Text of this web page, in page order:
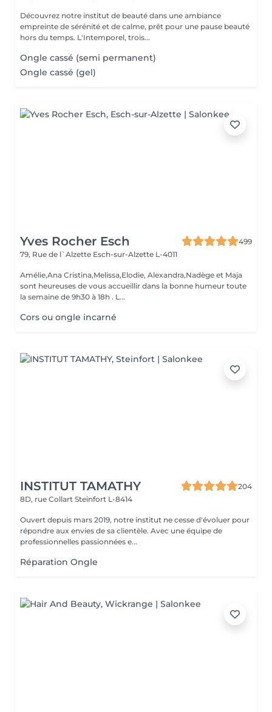
Découvrez notre institut de beauté dans une ambiance
empreinte de sérénité et de calme, prêt pour une pause beauté
hors du temps. L'Intemporel, trois...
Ongle cassé (semi permanent)
Ongle cassé (gel)
Yves Rocher Esch
499
79, Rue de l`Alzette Esch-sur-Alzette L-4011
Amélie,Ana Cristina,Melissa,Elodie, Alexandra,Nadège et Maja
sont heureuses de vous accueillir dans la bonne humeur toute
la semaine de 9h30 à 18h . L...
Cors ou ongle incarné
INSTITUT TAMATHY
204
8D, rue Collart Steinfort L-8414
Ouvert depuis mars 2019, notre institut ne cesse d'évoluer pour
répondre aux envies de sa clientèle. Avec une équipe de
professionnelles passionnées e...
Réparation Ongle